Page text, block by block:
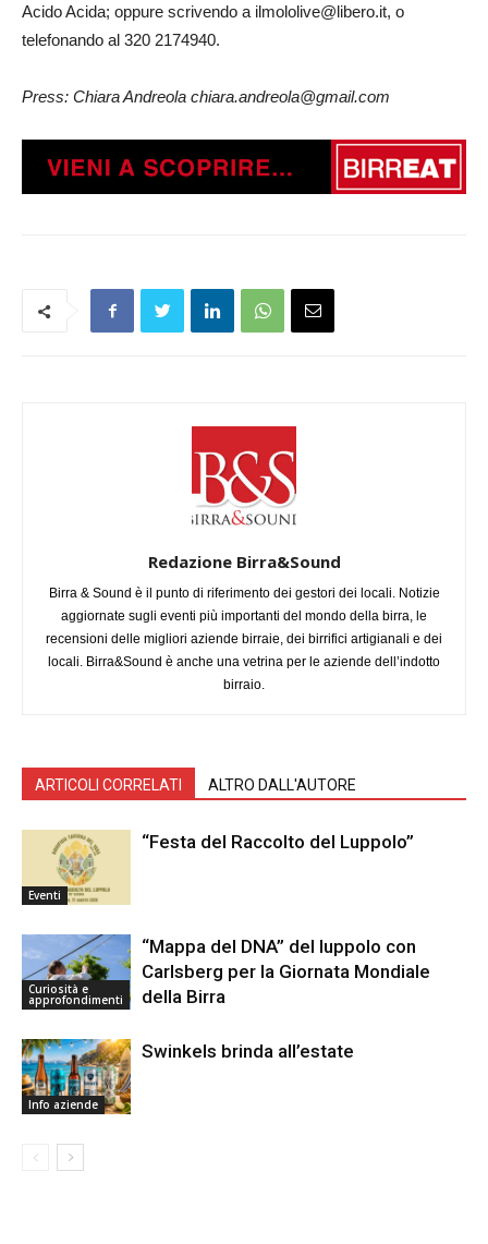
Acido Acida; oppure scrivendo a ilmololive@libero.it, o
telefonando al 320 2174940.
Press: Chiara Andreola chiara.andreola@gmail.com
Redazione Birra&Sound
Birra & Sound è il punto di riferimento dei gestori dei locali. Notizie
aggiornate sugli eventi più importanti del mondo della birra, le
recensioni delle migliori aziende birraie, dei birrifici artigianali e dei
locali. Birra&Sound è anche una vetrina per le aziende dell’indotto
birraio.
ARTICOLI CORRELATI ALTRO DALL'AUTORE
Eventi
“Festa del Raccolto del Luppolo”
Curiosità e
approfondimenti
“Mappa del DNA” del luppolo con
Carlsberg per la Giornata Mondiale
della Birra
Info aziende
Swinkels brinda all’estate